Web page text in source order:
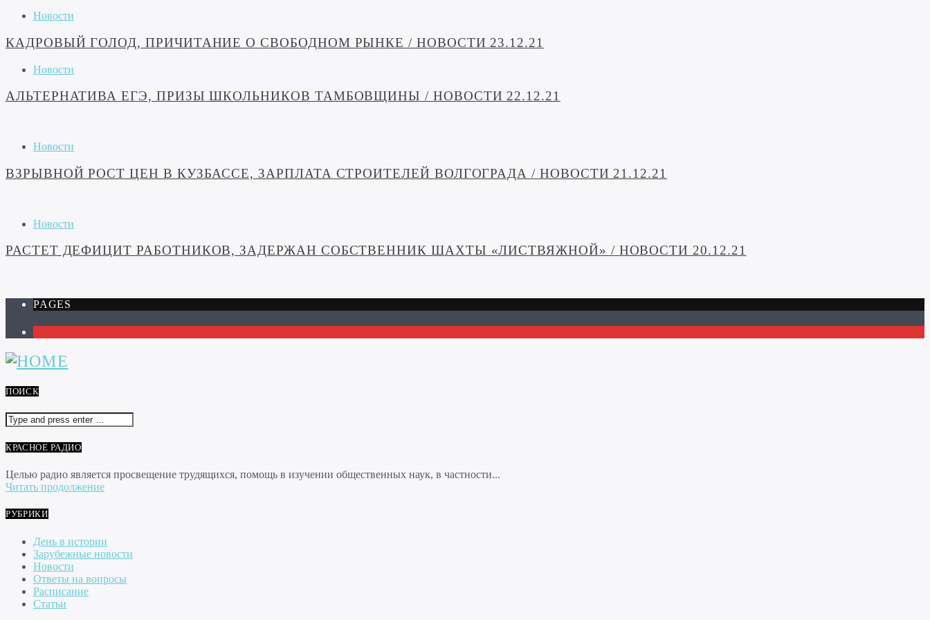
Новости
КАДРОВЫЙ ГОЛОД, ПРИЧИТАНИЕ О СВОБОДНОМ РЫНКЕ / НОВОСТИ 23.12.21
Новости
АЛЬТЕРНАТИВА ЕГЭ, ПРИЗЫ ШКОЛЬНИКОВ ТАМБОВЩИНЫ / НОВОСТИ 22.12.21
Новости
ВЗРЫВНОЙ РОСТ ЦЕН В КУЗБАССЕ, ЗАРПЛАТА СТРОИТЕЛЕЙ ВОЛГОГРАДА / НОВОСТИ 21.12.21
Новости
РАСТЕТ ДЕФИЦИТ РАБОТНИКОВ, ЗАДЕРЖАН СОБСТВЕННИК ШАХТЫ «ЛИСТВЯЖНОЙ» / НОВОСТИ 20.12.21
PAGES
ПОИСК
КРАСНОЕ РАДИО
Целью радио является просвещение трудящихся, помощь в изучении общественных наук, в частности...
Читать продолжение
РУБРИКИ
День в истории
Зарубежные новости
Новости
Ответы на вопросы
Расписание
Статьи